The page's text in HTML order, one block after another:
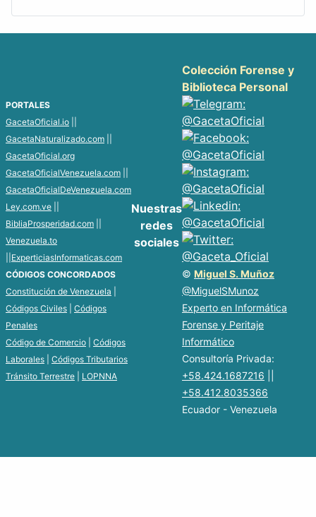
PORTALES
GacetaOficial.io
GacetaNaturalizado.com
GacetaOficial.org
GacetaOficialVenezuela.com
GacetaOficialDeVenezuela.com
Ley.com.ve
BibliaProsperidad.com
Venezuela.to
ExperticiasInformaticas.com
CÓDIGOS CONCORDADOS
Constitución de Venezuela
Códigos Civiles
Códigos
Penales
Código de Comercio
Códigos
Laborales
Códigos Tributarios
Tránsito Terrestre
LOPNNA
Nuestras
redes
sociales
Colección Forense y
Biblioteca Personal
© Miguel S. Muñoz
@MiguelSMunoz
Experto en Informática
Forense y Peritaje
Informático
Consultoría Privada:
+58.424.1687216
+58.412.8035366
Ecuador - Venezuela